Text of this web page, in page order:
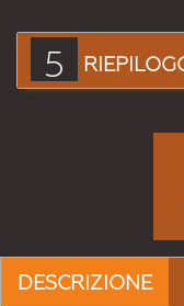
5
DESCRIZIONE